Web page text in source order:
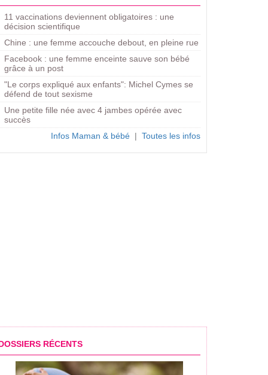
11 vaccinations deviennent obligatoires : une
décision scientifique
Chine : une femme accouche debout, en pleine rue
Facebook : une femme enceinte sauve son bébé
grâce à un post
"Le corps expliqué aux enfants": Michel Cymes se
défend de tout sexisme
Une petite fille née avec 4 jambes opérée avec
succès
Infos Maman & bébé | Toutes les infos
RÉCENTS